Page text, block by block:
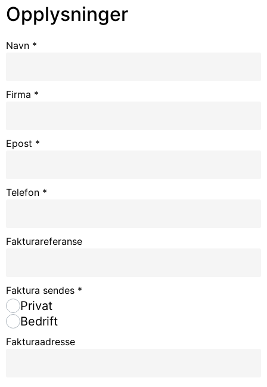
Opplysninger
Navn *
Firma *
Epost *
Telefon *
Fakturareferanse
Faktura sendes *
Privat
Bedrift
Fakturaadresse